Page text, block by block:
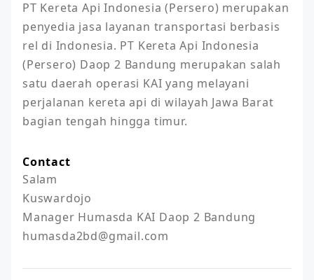
PT Kereta Api Indonesia (Persero) merupakan
penyedia jasa layanan transportasi berbasis
rel di Indonesia. PT Kereta Api Indonesia
(Persero) Daop 2 Bandung merupakan salah
satu daerah operasi KAI yang melayani
perjalanan kereta api di wilayah Jawa Barat
bagian tengah hingga timur.
Contact
Salam
Kuswardojo
Manager Humasda KAI Daop 2 Bandung
humasda2bd@gmail.com